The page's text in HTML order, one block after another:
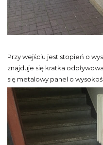
Przy wejściu jest stopień o
znajduje się kratka
się metalowy panel o